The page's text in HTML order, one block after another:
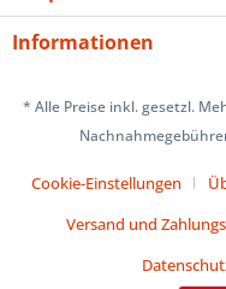
Informationen
* Alle Preise inkl. gesetzl.
Cookie-Einstellungen
Versand und